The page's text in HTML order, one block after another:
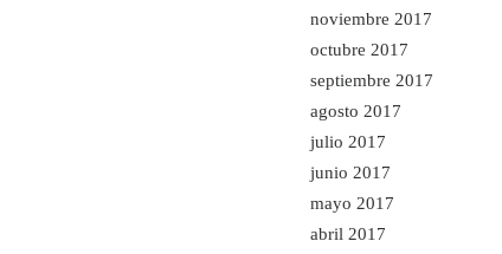
noviembre 2017
octubre 2017
septiembre 2017
agosto 2017
julio 2017
junio 2017
mayo 2017
abril 2017